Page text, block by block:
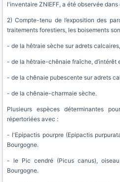
l'inventaire ZNIEFF, a été observée dans
2) Compte-tenu de l’exposition des
traitements forestiers, les boisements
- de la hêtraie sèche sur adrets
- de la hêtraie-chênaie fraîche, d’intérêt
- de la chênaie pubescente sur adrets
- de la chênaie-charmaie sèche.
Plusieurs espèces déterminantes
répertoriées avec :
- l'Epipactis pourpre (Epipactis
Bourgogne.
- le Pic cendré (Picus canus),
Bourgogne.